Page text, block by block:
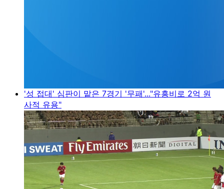
'성 접대' 심판이 맡은 7경기 '무패'..."유흥비로 2억 원
사적 유용"